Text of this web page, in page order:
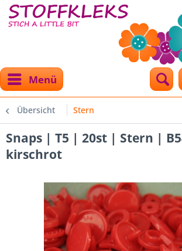
Menü
Übersicht Stern
Snaps | T5 | 20st | Stern |
kirschrot